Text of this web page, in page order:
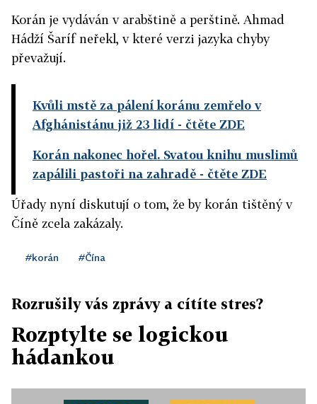
Korán je vydáván v arabštině a perštině. Ahmad
Hádží Šaríf neřekl, v které verzi jazyka chyby
převažují.
Kvůli mstě za pálení koránu zemřelo v
Afghánistánu již 23 lidí - čtěte ZDE
Korán nakonec hořel. Svatou knihu muslimů
zapálili pastoři na zahradě - čtěte ZDE
Úřady nyní diskutují o tom, že by korán tištěný v
Číně zcela zakázaly.
#korán #Čína
Rozrušily vás zprávy a cítíte stres?
Rozptylte se logickou
hádankou